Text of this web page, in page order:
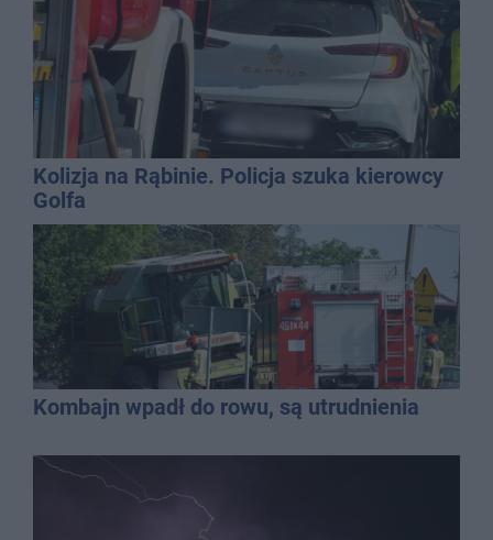
Kolizja na Rąbinie. Policja szuka kierowcy
Golfa
Kombajn wpadł do rowu, są utrudnienia